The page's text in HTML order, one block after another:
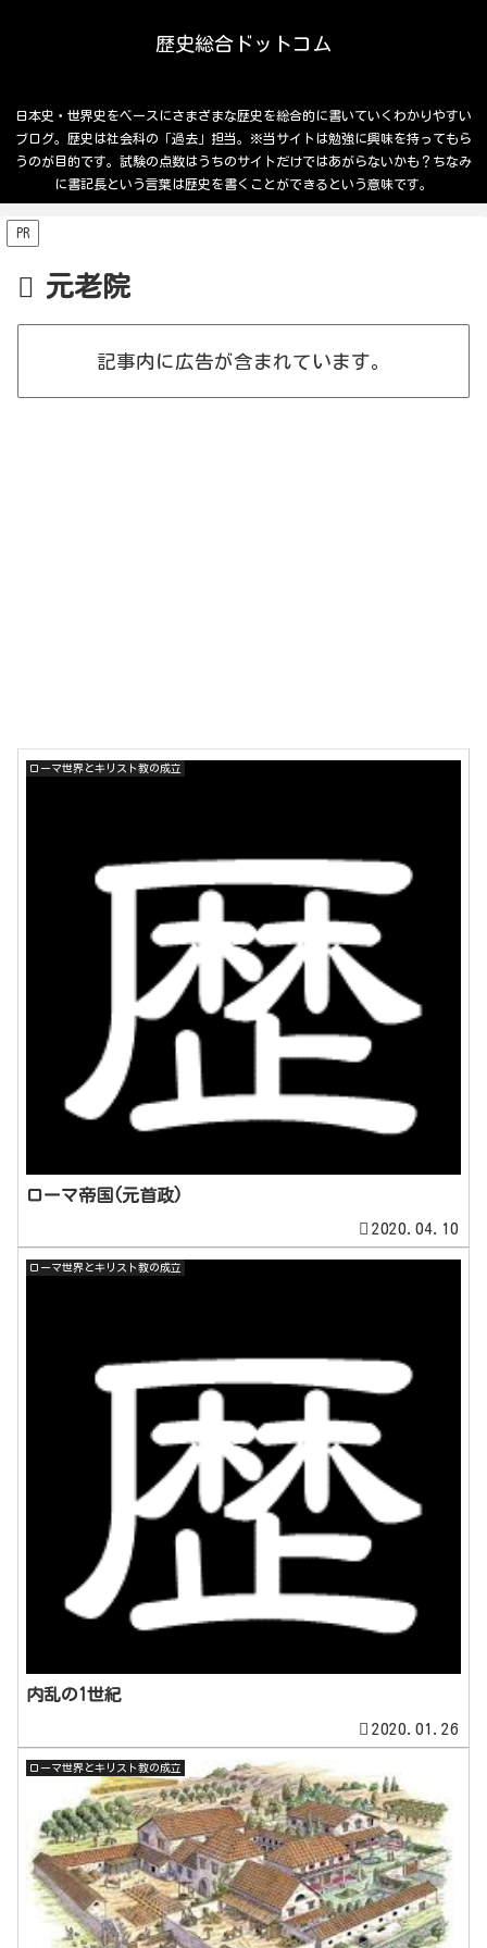
歴史総合ドットコム
日本史・世界史をベースにさまざまな歴史を総合的に書いていくわかりやすい
ブログ。歴史は社会科の「過去」担当。※当サイトは勉強に興味を持ってもら
うのが目的です。試験の点数はうちのサイトだけではあがらないかも？ちなみ
に書記長という言葉は歴史を書くことができるという意味です。
PR
元老院
記事内に広告が含まれています。
ローマ世界とキリスト教の成立
ローマ帝国(元首政)
2020.04.10
ローマ世界とキリスト教の成立
内乱の1世紀
2020.01.26
ローマ世界とキリスト教の成立